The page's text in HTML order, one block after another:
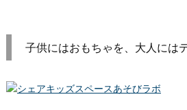
子供にはおもちゃを、大人には